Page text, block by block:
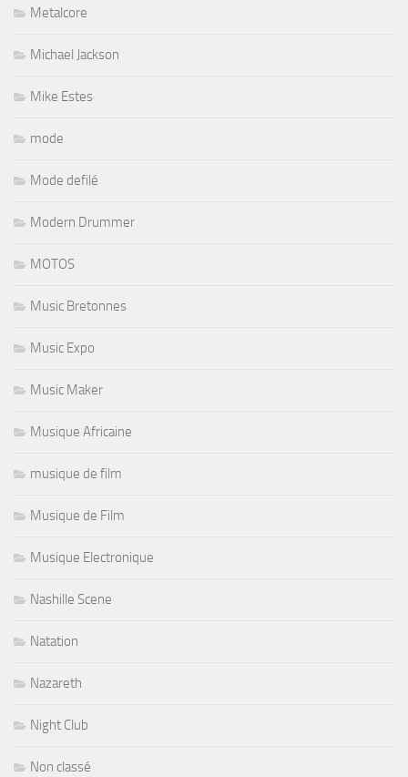
Metalcore
Michael Jackson
Mike Estes
mode
Mode defilé
Modern Drummer
MOTOS
Music Bretonnes
Music Expo
Music Maker
Musique Africaine
musique de film
Musique de Film
Musique Electronique
Nashille Scene
Natation
Nazareth
Night Club
Non classé